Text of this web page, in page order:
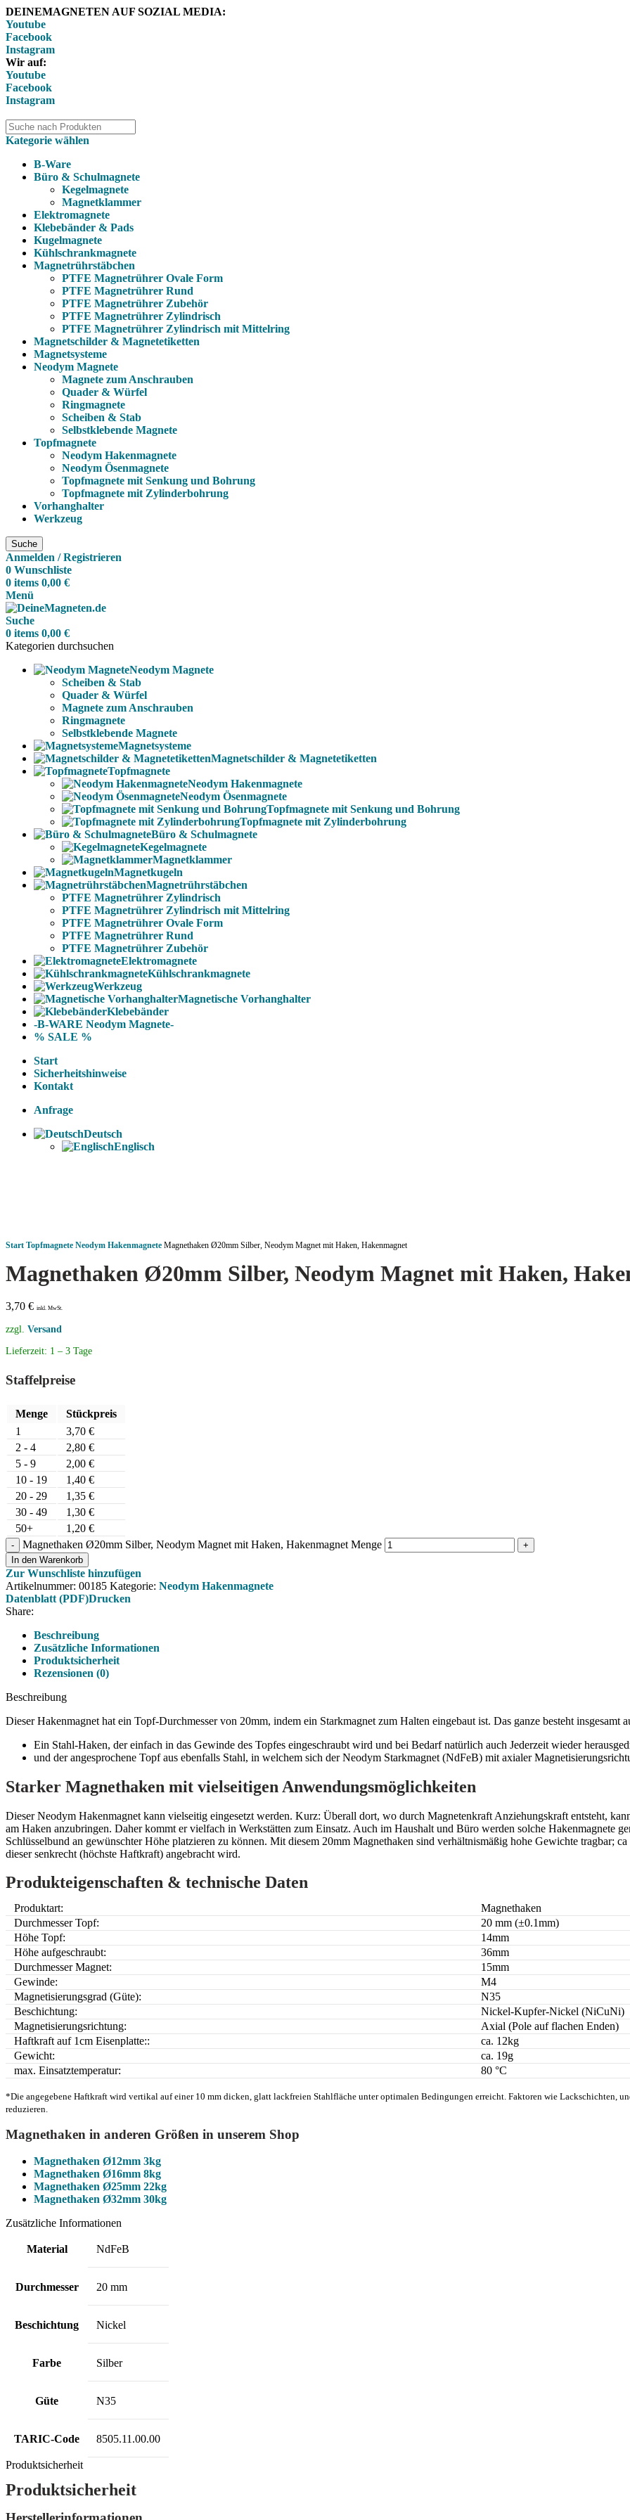
DEINEMAGNETEN AUF SOZIAL MEDIA:
Youtube
Facebook
Instagram
Wir auf:
Youtube
Facebook
Instagram
Kategorie wählen
B-Ware
Büro & Schulmagnete
Kegelmagnete
Magnetklammer
Elektromagnete
Klebebänder & Pads
Kugelmagnete
Kühlschrankmagnete
Magnetrührstäbchen
PTFE Magnetrührer Ovale Form
PTFE Magnetrührer Rund
PTFE Magnetrührer Zubehör
PTFE Magnetrührer Zylindrisch
PTFE Magnetrührer Zylindrisch mit Mittelring
Magnetschilder & Magnetetiketten
Magnetsysteme
Neodym Magnete
Magnete zum Anschrauben
Quader & Würfel
Ringmagnete
Scheiben & Stab
Selbstklebende Magnete
Topfmagnete
Neodym Hakenmagnete
Neodym Ösenmagnete
Topfmagnete mit Senkung und Bohrung
Topfmagnete mit Zylinderbohrung
Vorhanghalter
Werkzeug
Suche
Anmelden / Registrieren
0 Wunschliste
0 items 0,00 €
Menü
Suche
0 items 0,00 €
Kategorien durchsuchen
Neodym Magnete
Scheiben & Stab
Quader & Würfel
Magnete zum Anschrauben
Ringmagnete
Selbstklebende Magnete
Magnetsysteme
Magnetschilder & Magnetetiketten
Topfmagnete
Neodym Hakenmagnete
Neodym Ösenmagnete
Topfmagnete mit Senkung und Bohrung
Topfmagnete mit Zylinderbohrung
Büro & Schulmagnete
Kegelmagnete
Magnetklammer
Magnetkugeln
Magnetrührstäbchen
PTFE Magnetrührer Zylindrisch
PTFE Magnetrührer Zylindrisch mit Mittelring
PTFE Magnetrührer Ovale Form
PTFE Magnetrührer Rund
PTFE Magnetrührer Zubehör
Elektromagnete
Kühlschrankmagnete
Werkzeug
Magnetische Vorhanghalter
Klebebänder
-B-WARE Neodym Magnete-
% SALE %
Start
Sicherheitshinweise
Kontakt
Anfrage
Deutsch
Englisch
Start Topfmagnete Neodym Hakenmagnete Magnethaken Ø20mm Silber, Neodym Magnet mit Haken, Hakenmagnet
Magnethaken Ø20mm Silber, Neodym Magnet mit Haken,
3,70 € inkl. MwSt.
zzgl. Versand
Lieferzeit: 1 – 3 Tage
Staffelpreise
Menge
Stückpreis
1
3,70 €
2 - 4
2,80 €
5 - 9
2,00 €
10 - 19
1,40 €
20 - 29
1,35 €
30 - 49
1,30 €
50+
1,20 €
Magnethaken Ø20mm Silber, Neodym Magnet mit Haken, Hakenmagnet Menge
In den Warenkorb
Zur Wunschliste hinzufügen
Artikelnummer: 00185 Kategorie: Neodym Hakenmagnete
Datenblatt (PDF)Drucken
Share:
Beschreibung
Zusätzliche Informationen
Produktsicherheit
Rezensionen (0)
Beschreibung
Dieser Hakenmagnet hat ein Topf-Durchmesser von 20mm, indem ein Starkmagnet zum Halten eingebaut ist. Das ganze besteht insgesamt
Ein Stahl-Haken, der einfach in das Gewinde des Topfes eingeschraubt wird und bei Bedarf natürlich auch Jederzeit wieder
und der angesprochene Topf aus ebenfalls Stahl, in welchem sich der Neodym Starkmagnet (NdFeB) mit axialer
Starker Magnethaken mit vielseitigen Anwendungsmöglichkeiten
Dieser Neodym Hakenmagnet kann vielseitig eingesetzt werden. Kurz: Überall dort, wo durch Magnetenkraft Anziehungskraft entsteht,
am Haken anzubringen. Daher kommt er vielfach in Werkstätten zum Einsatz. Auch im Haushalt und Büro werden solche Hakenmagnete
Schlüsselbund an gewünschter Höhe platzieren zu können. Mit diesem 20mm Magnethaken sind verhältnismäßig hohe Gewichte tragbar;
dieser senkrecht (höchste Haftkraft) angebracht wird.
Produkteigenschaften & technische Daten
Produktart:
Magnethaken
Durchmesser Topf:
20 mm (±0.1mm)
Höhe Topf:
14mm
Höhe aufgeschraubt:
36mm
Durchmesser Magnet:
15mm
Gewinde:
M4
Magnetisierungsgrad (Güte):
N35
Beschichtung:
Nickel-Kupfer-Nickel (NiCuNi)
Magnetisierungsrichtung:
Axial (Pole auf flachen Enden)
Haftkraft auf 1cm Eisenplatte::
ca. 12kg
Gewicht:
ca. 19g
max. Einsatztemperatur:
80 °C
*Die angegebene Haftkraft wird vertikal auf einer 10 mm dicken, glatt lackfreien Stahlfläche unter optimalen Bedingungen erreicht. Faktoren wie Lackschichten,
reduzieren.
Magnethaken in anderen Größen in unserem Shop
Magnethaken Ø12mm 3kg
Magnethaken Ø16mm 8kg
Magnethaken Ø25mm 22kg
Magnethaken Ø32mm 30kg
Zusätzliche Informationen
Material NdFeB
Durchmesser 20 mm
Beschichtung Nickel
Farbe Silber
Güte N35
TARIC-Code 8505.11.00.00
Produktsicherheit
Produktsicherheit